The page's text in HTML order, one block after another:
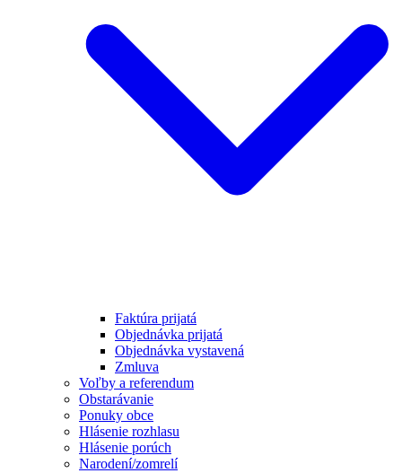
Faktúra prijatá
Objednávka prijatá
Objednávka vystavená
Zmluva
Voľby a referendum
Obstarávanie
Ponuky obce
Hlásenie rozhlasu
Hlásenie porúch
Narodení/zomrelí